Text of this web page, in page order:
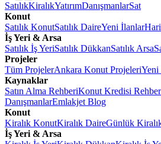
SatılıkKiralıkYatırımDanışmanlarSat
Konut
Satılık KonutSatılık DaireYeni İlanlar
İş Yeri & Arsa
Satılık İş YeriSatılık DükkanSatılık Arsa
Projeler
Tüm ProjelerAnkara Konut ProjeleriYeni
Kaynaklar
Satın Alma RehberiKonut Kredisi
DanışmanlarEmlakjet Blog
Konut
Kiralık KonutKiralık DaireGünlük
İş Yeri & Arsa